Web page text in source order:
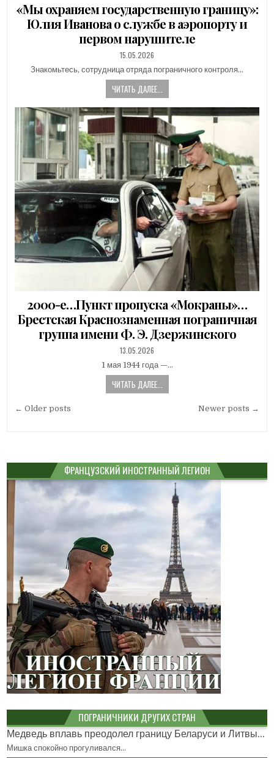
«Мы охраняем государственную границу»:
Юлия Иванова о службе в аэропорту и
первом нарушителе
PUBLISHED
DATE:
15.05.2026
Знакомьтесь, сотрудница отряда пограничного контроля…
ЧИТАТЬ ДАЛЕЕ...
2000-е…Пункт пропуска «Мокраны»…
Брестская Краснознаменная пограничная
группа имени Ф. Э. Дзержинского
PUBLISHED
DATE:
13.05.2026
1 мая 1944 года —…
ЧИТАТЬ ДАЛЕЕ...
Навигация
← Older posts Newer posts →
ФРАНЦУЗСКИЙ ИНОСТРАННЫЙ ЛЕГИОН
ПОГРАНИЧНИКИ ДРУГИХ СТРАН
Медведь вплавь преодолел границу Беларуси и Литвы...
Мишка спокойно прогуливался…